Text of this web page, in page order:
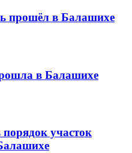
прошёл в Балашихе
в Балашихе
участок